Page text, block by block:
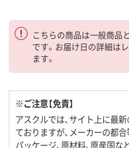
こちらの商品は一般商品
です。お届け日の詳細は
ます。
※ご注意【免責】
アスクルでは、サイト上に最
ておりますが、メーカーの都合
パッケージ、原材料、原産国